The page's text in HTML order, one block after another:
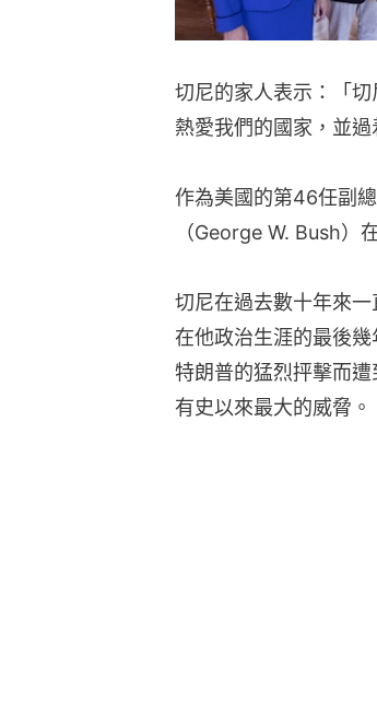
切尼的家人表示：「
熱愛我們的國家，並
作為美國的第46任副
（George W. Bush）
切尼在過去數十年來
在他政治生涯的最後
特朗普的猛烈抨擊而
有史以來最大的威脅。